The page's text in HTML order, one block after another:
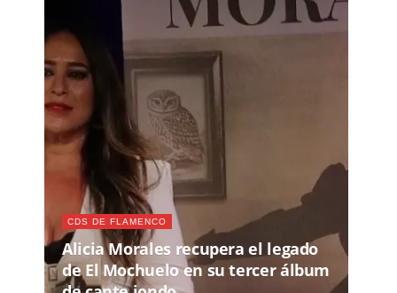
CDS DE FLAMENCO
Alicia Morales recupera el legado
de El Mochuelo en su tercer álbum